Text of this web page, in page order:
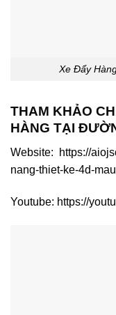
Xe Đẩy
THAM KHẢO
HÀNG TẠI
Website: https://
nang-thiet-ke-4d-
Youtube: https://